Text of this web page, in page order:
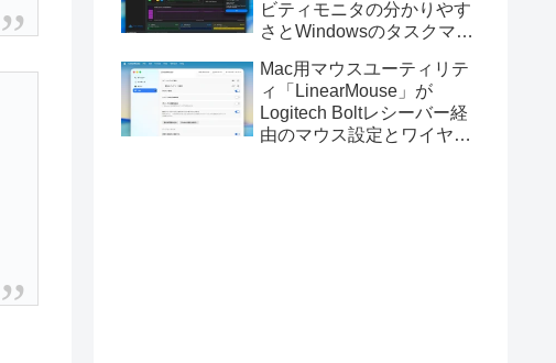
ビティモニタの分かりやす
さとWindowsのタスクマネ
Mac用システムモニタアプ
リ「Task Manager TMOG」
のBeta版を公開。
Mac用マウスユーティリテ
ィ「LinearMouse」が
Logitech Boltレシーバー経
由のマウス設定とワイヤレ